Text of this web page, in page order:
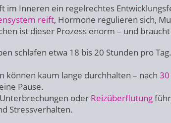
im Inneren ein regelrechtes
reift, Hormone regulieren sich,
ist dieser Prozess enorm – und
schlafen etwa 18 bis 20 Stunden pro
können kaum lange durchhalten – nach
Pause.
Unterbrechungen oder Reizüberflutung
Stressverhalten.